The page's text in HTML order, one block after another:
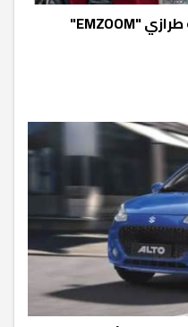
تعرف على أسعار ومواصفات طرازي "EMZOOM"